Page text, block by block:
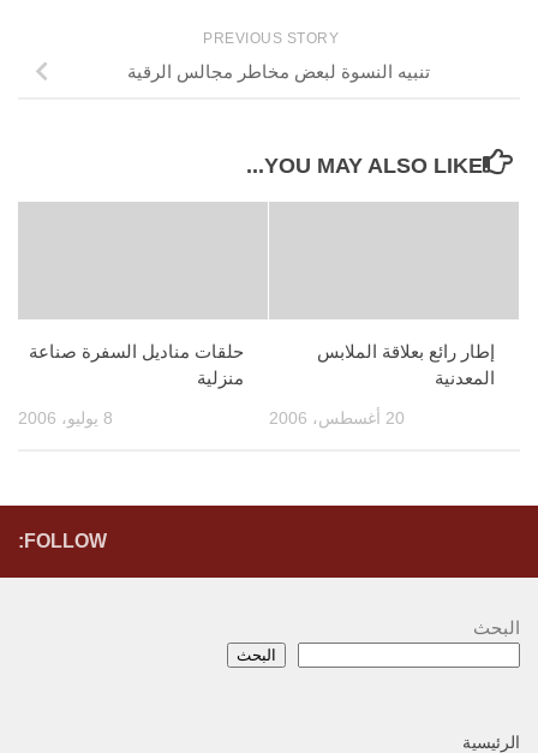
PREVIOUS STORY
تنبيه النسوة لبعض مخاطر مجالس الرقية
YOU MAY ALSO LIKE...
حلقات مناديل السفرة صناعة
منزلية
8 يوليو، 2006
إطار رائع بعلاقة الملابس
المعدنية
20 أغسطس، 2006
FOLLOW:
البحث
البحث
الرئيسية